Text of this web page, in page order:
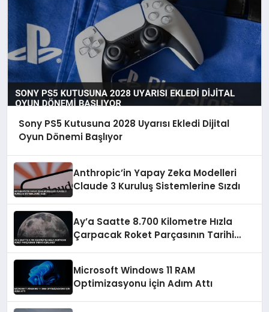
Sony PS5 Kutusuna 2028 Uyarısı Ekledi Dijital
Oyun Dönemi Başlıyor
Anthropic’in Yapay Zeka Modelleri
Claude 3 Kuruluş Sistemlerine Sızdı
Ay’a Saatte 8.700 Kilometre Hızla
Çarpacak Roket Parçasının Tarihi
Microsoft Windows 11 RAM
Optimizasyonu İçin Adım Attı